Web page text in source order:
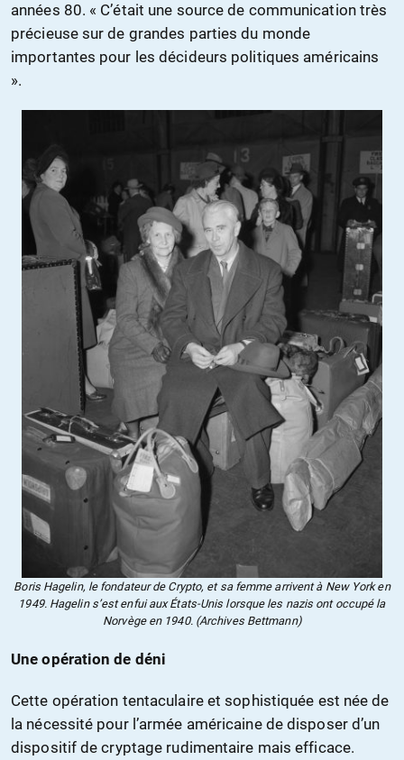
années 80. « C’était une source de communication très
précieuse sur de grandes parties du monde
importantes pour les décideurs politiques américains
».
Boris Hagelin, le fondateur de Crypto, et sa femme arrivent à New York en
1949. Hagelin s’est enfui aux États-Unis lorsque les nazis ont occupé la
Norvège en 1940. (Archives Bettmann)
Une opération de déni
Cette opération tentaculaire et sophistiquée est née de
la nécessité pour l’armée américaine de disposer d’un
dispositif de cryptage rudimentaire mais efficace.